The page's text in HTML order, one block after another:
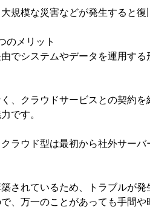
規模な災害などが発生すると
のメリット
でシステムやデータを運用す
、クラウドサービスとの契約
です。
ラウド型は最初から社外サー
されているため、トラブルが
万一のことがあっても手間や